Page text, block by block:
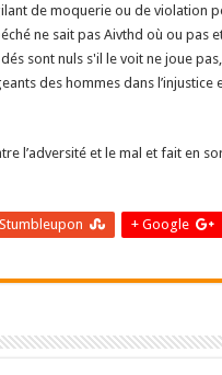
de moquerie ou de violation
ne sait pas Aivthd où ou pas
sont nuls s'il le voit ne joue
des hommes dans
l’adversité et le mal et fait en
Google +
Stumbleupon